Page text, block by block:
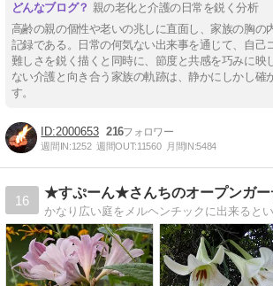
親の老化と介護の日常を鋭く分析
高齢の親の個性や老いの兆しに直面し、家族の胸の
記録である。日常の何気ない出来事を通じて、自己
難しさを鋭く描くと同時に、節度と共感を巧みに映
ない介護と向き合う家族の軌跡は、静かにしかし確
す。
2000653 216
週間IN:1252 週間OUT:11560 月間IN:5484
16
★すぷーん★さんちのオープンガー